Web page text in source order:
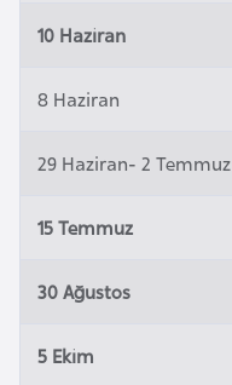
10 Haziran
8 Haziran
29 Haziran- 2 Temmuz
15 Temmuz
30 Ağustos
5 Ekim
y
a
g
a
e